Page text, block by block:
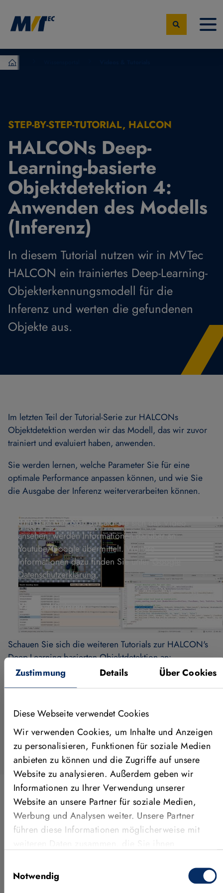
Zustimmung Details Über Cookies
Diese Webseite verwendet Cookies
Wir verwenden Cookies, um Inhalte und Anzeigen
zu personalisieren, Funktionen für soziale Medien
anbieten zu können und die Zugriffe auf unsere
Website zu analysieren. Außerdem geben wir
Informationen zu Ihrer Verwendung unserer
Website an unsere Partner für soziale Medien,
Werbung und Analysen weiter. Unsere Partner
führen diese Informationen möglicherweise mit
Nutzung der Dienste gesammelt haben.
Notwendig
MVTec Software – Experten der industrielle
STEP-BY-STEP-TUTORIAL, HALCON
HALCONs Deep-
Learning-basierte
Objektdetektion 4:
Anwenden des Modells
(Inferenz)
In diesem Tutorial nutzen wir in MVTec
HALCON ein trainiertes Deep-Learning-
Objekterkennungsmodell für die
Inferenz und werten die gefundenen
Objekte aus.
Im letzten Teil der Tutorial-Serie zur HALCONs
Objektdetektion werden wir das Modell, das wir zuvor
trainiert und evaluiert haben, anwenden.
Sie werden lernen, welche Parameter Sie für eine
optimale Performance anpassen können, und wie Sie
die Ausgabe der Inferenz weiterverarbeiten können.
Bitte beachten Sie: Sobald Sie sich das Video
ansehen, werden Informationen darüber an
Youtube/Google übermittelt. Weitere
Informationen dazu finden Sie unter
Datenschutzerklärung.
Video aktivieren
Schauen Sie sich die weiteren Tutorials zur HALCON's
Deep-Learning-basierten Objektdetektion an:
1.Einführung & Vorbereitung des Datensatzes
ANWENDUNGEN, FEATURES &
MEHR
Weitere Videos